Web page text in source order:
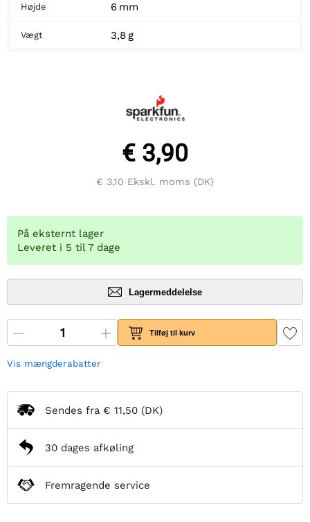
Højde 6 mm
Vægt 3,8 g
€ 3,90
€ 3,10 Ekskl. moms (DK)
På eksternt lager
Leveret i 5 til 7 dage
Lagermeddelelse
Tilføj til kurv
Vis mængderabatter
Sendes fra € 11,50 (DK)
30 dages afkøling
Fremragende service